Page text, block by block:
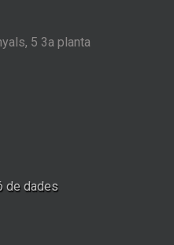
5 3a planta
de dades